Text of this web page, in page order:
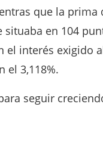
que la prima
situaba en 104
el interés exigido
el 3,118%.
seguir